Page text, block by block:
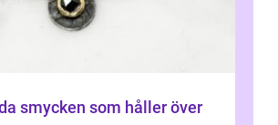
smycken som håller över